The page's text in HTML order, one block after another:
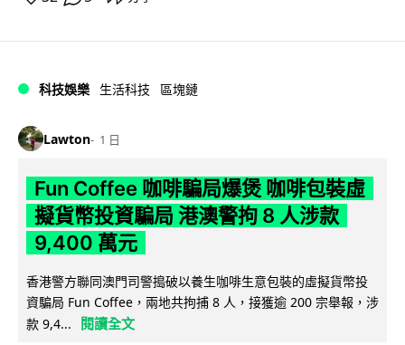
科技娛樂 生活科技 區塊鏈
Lawton 1 日
Fun Coffee 咖啡騙局爆煲 咖啡包裝虛
擬貨幣投資騙局 港澳警拘 8 人涉款
9,400 萬元
香港警方聯同澳門司警搗破以養生咖啡生意包裝的虛擬貨幣投
資騙局 Fun Coffee，兩地共拘捕 8 人，接獲逾 200 宗舉報，涉
款 9,4...
閱讀全文